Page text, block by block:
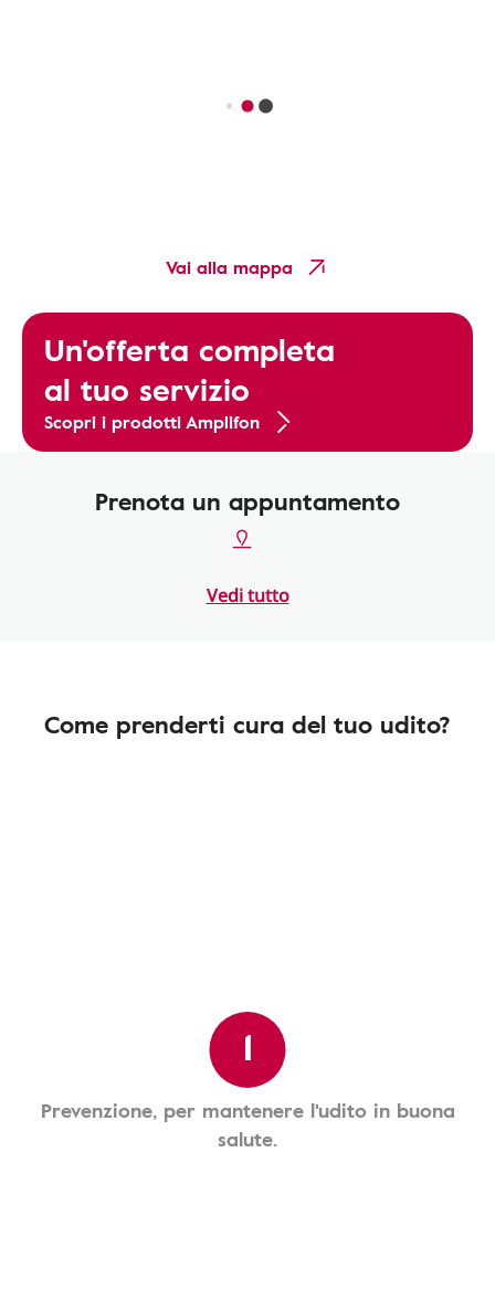
Vai alla mappa
Un'offerta completa
al tuo servizio
Scopri i prodotti Amplifon
Prenota un appuntamento
Vedi tutto
Come prenderti cura del tuo udito?
1
Prevenzione, per mantenere l'udito in buona
salute.